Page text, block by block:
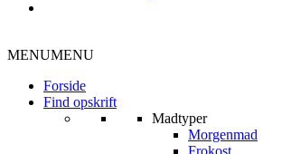
MENUMENU
Forside
Find opskrift
Madtyper
Morgenmad
Frokost